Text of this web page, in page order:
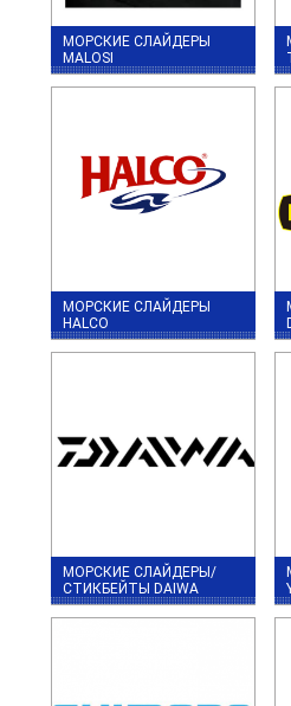
МОРСКИЕ СЛАЙДЕРЫ
MALOSI
МОРСКИЕ СЛАЙДЕРЫ
HALCO
МОРСКИЕ СЛАЙДЕРЫ/
СТИКБЕЙТЫ DAIWA